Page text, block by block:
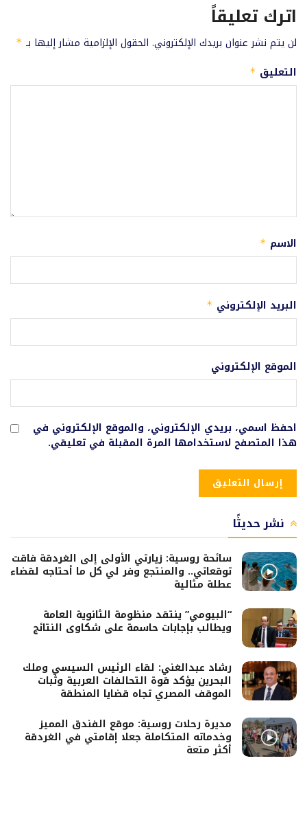
اترك تعليقاً
لن يتم نشر عنوان بريدك الإلكتروني. الحقول الإلزامية مشار إليها بـ *
التعليق *
الاسم *
البريد الإلكتروني *
الموقع الإلكتروني
احفظ اسمي، بريدي الإلكتروني، والموقع الإلكتروني في
هذا المتصفح لاستخدامها المرة المقبلة في تعليقي.
نشر حديثًا
سائحة روسية: زيارتي الأولى إلى الغردقة فاقت
توقعاتي.. والمنتجع وفر لي كل ما أحتاجه لقضاء
عطلة مثالية
“البيومي” ينتقد منظومة الثانوية العامة
ويطالب بإجابات حاسمة على شكاوى النتائج
رشاد عبدالغني: لقاء الرئيس السيسي وملك
البحرين يؤكد قوة التحالفات العربية وثبات
الموقف المصري تجاه قضايا المنطقة
مديرة رحلات روسية: موقع الفندق المميز
وخدماته المتكاملة جعلا إقامتي في الغردقة
أكثر متعة